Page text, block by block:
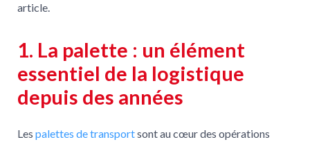
article.
1. La palette : un élément
essentiel de la logistique
depuis des années
Les palettes de transportsont au cœur des opérations